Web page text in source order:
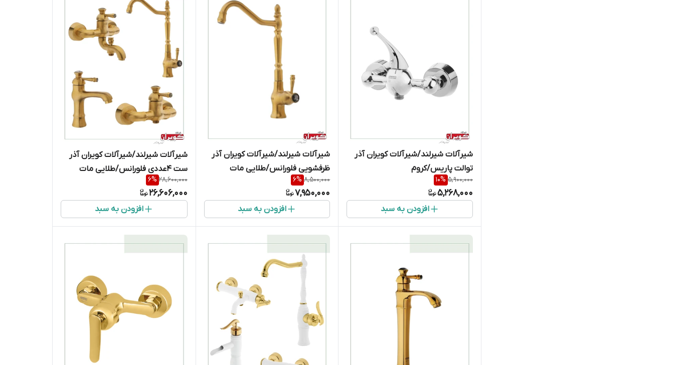
شیرآلات شیرلند/شیرآلات کویران آذر
توالت پاریس/کروم
5,900,000
10%
5,268,000
افزودن به سبد
شیرآلات شیرلند/شیرآلات کویران آذر
ظرفشویی فلورانس/طلایی مات
8,500,000
6%
7,950,000
افزودن به سبد
شیرآلات شیرلند/شیرآلات کویران آذر
ست 4عددی فلورانس/طلایی مات
28,600,000
6%
26,606,000
افزودن به سبد